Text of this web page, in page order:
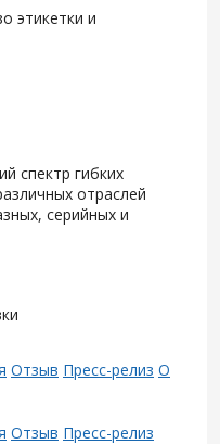
этикетки и
спектр гибких
отраслей
серийных и
Отзыв Пресс-релиз О
Отзыв Пресс-релиз